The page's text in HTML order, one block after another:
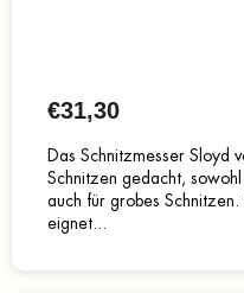
€31,30
Das Schnitzmesser Sloyd
Schnitzen gedacht,
auch für grobes
eignet...